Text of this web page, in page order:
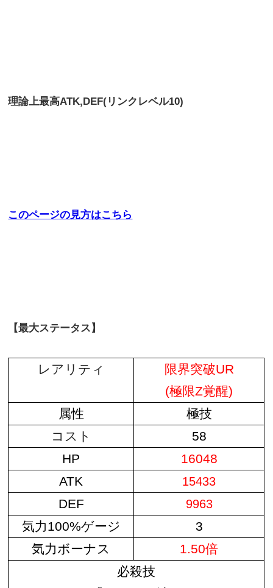
理論上最高ATK,DEF(リンクレベル10)
このページの見方はこちら
【最大ステータス】
レアリティ
限界突破UR
(極限Z覚醒)
属性
極技
コスト
58
HP
16048
ATK
15433
DEF 9963
気力100%ゲージ
3
気力ボーナス
1.50倍
必殺技